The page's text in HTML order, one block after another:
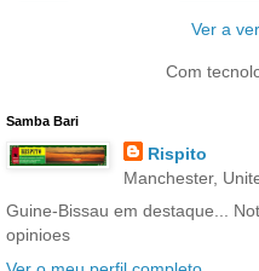
Ver a
Com
Samba Bari
Rispito
Manchester,
Guine-Bissau em destaque...
opinioes